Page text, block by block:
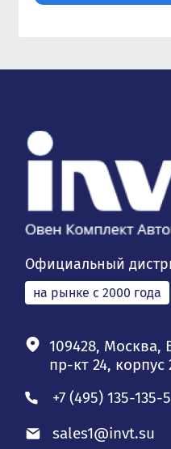
Официальный
на рынке с 2000 года
109428, Москва,
пр-кт 24, корпус
+7 (495) 135-135-5
sales1@invt.su